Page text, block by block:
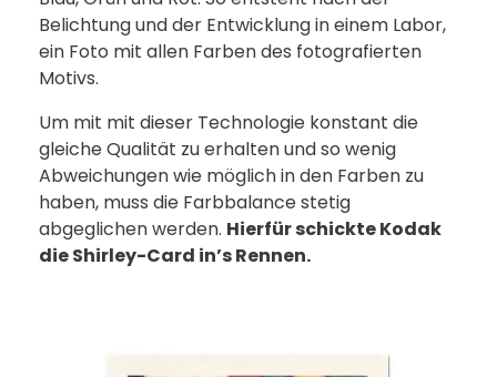
Belichtung und der Entwicklung in einem Labor,
ein Foto mit allen Farben des fotografierten
Motivs.
Um mit mit dieser Technologie konstant die
gleiche Qualität zu erhalten und so wenig
Abweichungen wie möglich in den Farben zu
haben, muss die Farbbalance stetig
abgeglichen werden. Hierfür schickte Kodak
die Shirley-Card in’s Rennen.